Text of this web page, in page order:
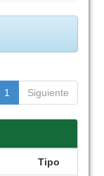
1 Siguiente
Tipo